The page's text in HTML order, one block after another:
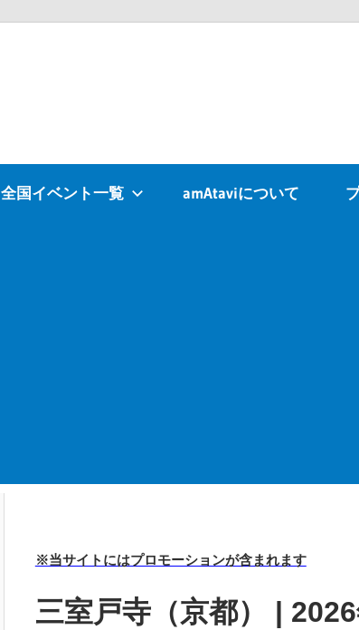
全国イベント一覧 amAtaviについて
※当サイトにはプロモーションが含まれます
三室戸寺（京都） |